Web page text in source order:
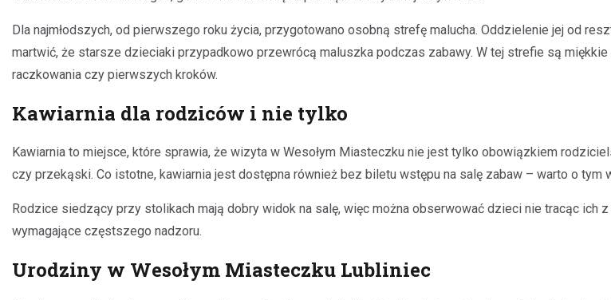
Dla najmłodszych, od pierwszego roku życia, przygotowano osobną strefę malucha. Oddzielenie jej od
martwić, że starsze dzieciaki przypadkowo przewrócą maluszka podczas zabawy. W tej strefie są
raczkowania czy pierwszych kroków.
Kawiarnia dla rodziców i nie tylko
Kawiarnia to miejsce, które sprawia, że wizyta w Wesołym Miasteczku nie jest tylko obowiązkiem
czy przekąski. Co istotne, kawiarnia jest dostępna również bez biletu wstępu na salę zabaw – warto o tym
Rodzice siedzący przy stolikach mają dobry widok na salę, więc można obserwować dzieci nie tracąc ich
wymagające częstszego nadzoru.
Urodziny w Wesołym Miasteczku Lubliniec